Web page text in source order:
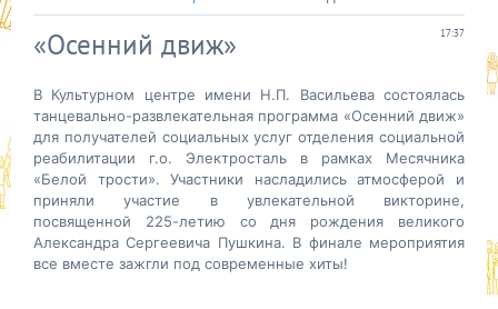
17:37
«Осенний движ»
В Культурном центре имени Н.П. Васильева состоялась
танцевально-развлекательная программа «Осенний движ»
для получателей социальных услуг отделения социальной
реабилитации г.о. Электросталь в рамках Месячника
«Белой трости». Участники насладились атмосферой и
приняли участие в увлекательной викторине,
посвященной 225-летию со дня рождения великого
Александра Сергеевича Пушкина. В финале мероприятия
все вместе зажгли под современные хиты!